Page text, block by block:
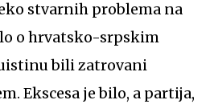
stvarnih problema na
o hrvatsko-srpskim
bili zatrovani
Ekscesa je bilo, a partija,